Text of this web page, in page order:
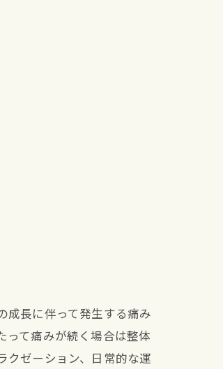
成長に伴って発生する痛み
って痛みが続く場合は整体
クゼーション、日常的な運